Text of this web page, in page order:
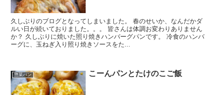
久しぶりのブログとなってしまいました。 春のせいか、なんだかダ
ルい日が続いておりました。。。 皆さんは体調お変わりありません
か？ 久しぶりに焼いた照り焼きハンバーグパンです。 冷食のハンバ
ーグに、玉ねぎ入り照り焼きソースをた...
惣菜パン こーんパンとたけのこご飯